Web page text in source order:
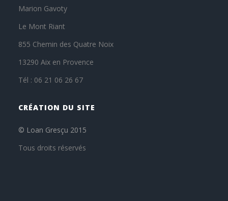
Marion Gavoty
Le Mont Riant
855 Chemin des Quatre Noix
13290 Aix en Provence
Tél : 06 21 06 26 67
CRÉATION DU SITE
© Loan Gresçu 2015
Tous droits réservés